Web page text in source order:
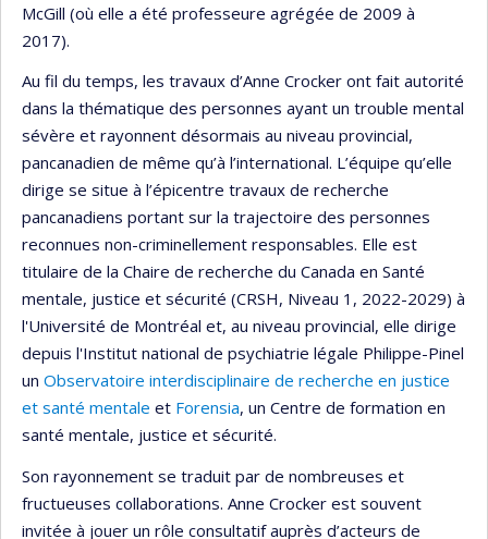
McGill (où elle a été professeure agrégée de 2009 à
2017).
Au fil du temps, les travaux d’Anne Crocker ont fait autorité
dans la thématique des personnes ayant un trouble mental
sévère et rayonnent désormais au niveau provincial,
pancanadien de même qu’à l’international. L’équipe qu’elle
dirige se situe à l’épicentre travaux de recherche
pancanadiens portant sur la trajectoire des personnes
reconnues non-criminellement responsables. Elle est
titulaire de la Chaire de recherche du Canada en Santé
mentale, justice et sécurité (CRSH, Niveau 1, 2022-2029) à
l'Université de Montréal et, au niveau provincial, elle dirige
depuis l'Institut national de psychiatrie légale Philippe-Pinel
un Observatoire interdisciplinaire de recherche en justice
et santé mentale et Forensia, un Centre de formation en
santé mentale, justice et sécurité.
Son rayonnement se traduit par de nombreuses et
fructueuses collaborations. Anne Crocker est souvent
invitée à jouer un rôle consultatif auprès d’acteurs de